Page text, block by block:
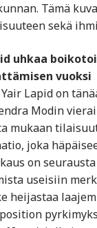
Tämä
sekä
uhkaa
vuoksi
Lapid on
Modin
mukaan
joka
on
useisiin
heijastaa